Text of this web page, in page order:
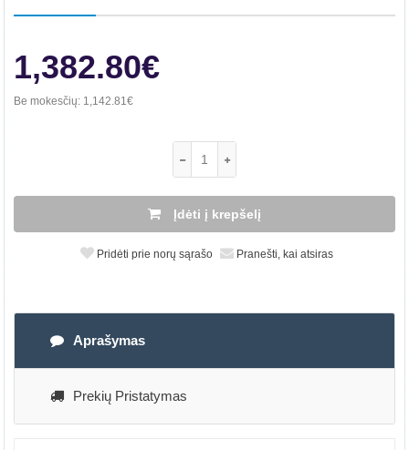
1,382.80€
Be mokesčių: 1,142.81€
Įdėti į krepšelį
Pridėti prie norų sąrašo Pranešti, kai atsiras
Aprašymas
Prekių Pristatymas